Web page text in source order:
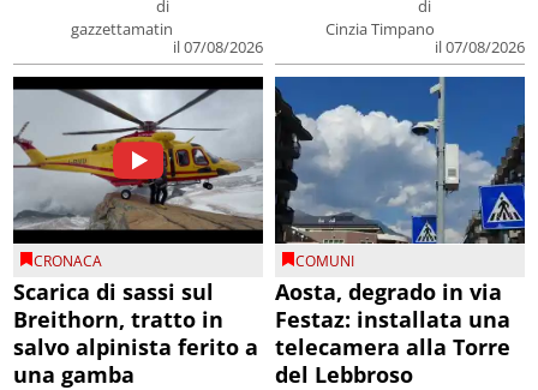
di
gazzettamatin
il 07/08/2026
di
Cinzia Timpano
il 07/08/2026
CRONACA
Scarica di sassi sul
Breithorn, tratto in
salvo alpinista ferito a
una gamba
COMUNI
Aosta, degrado in via
Festaz: installata una
telecamera alla Torre
del Lebbroso